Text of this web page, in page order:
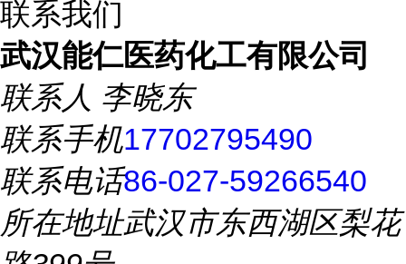
联系我们
武汉能仁医药化工有限公司
联系人 李晓东
联系手机17702795490
联系电话86-027-59266540
所在地址武汉市东西湖区梨花